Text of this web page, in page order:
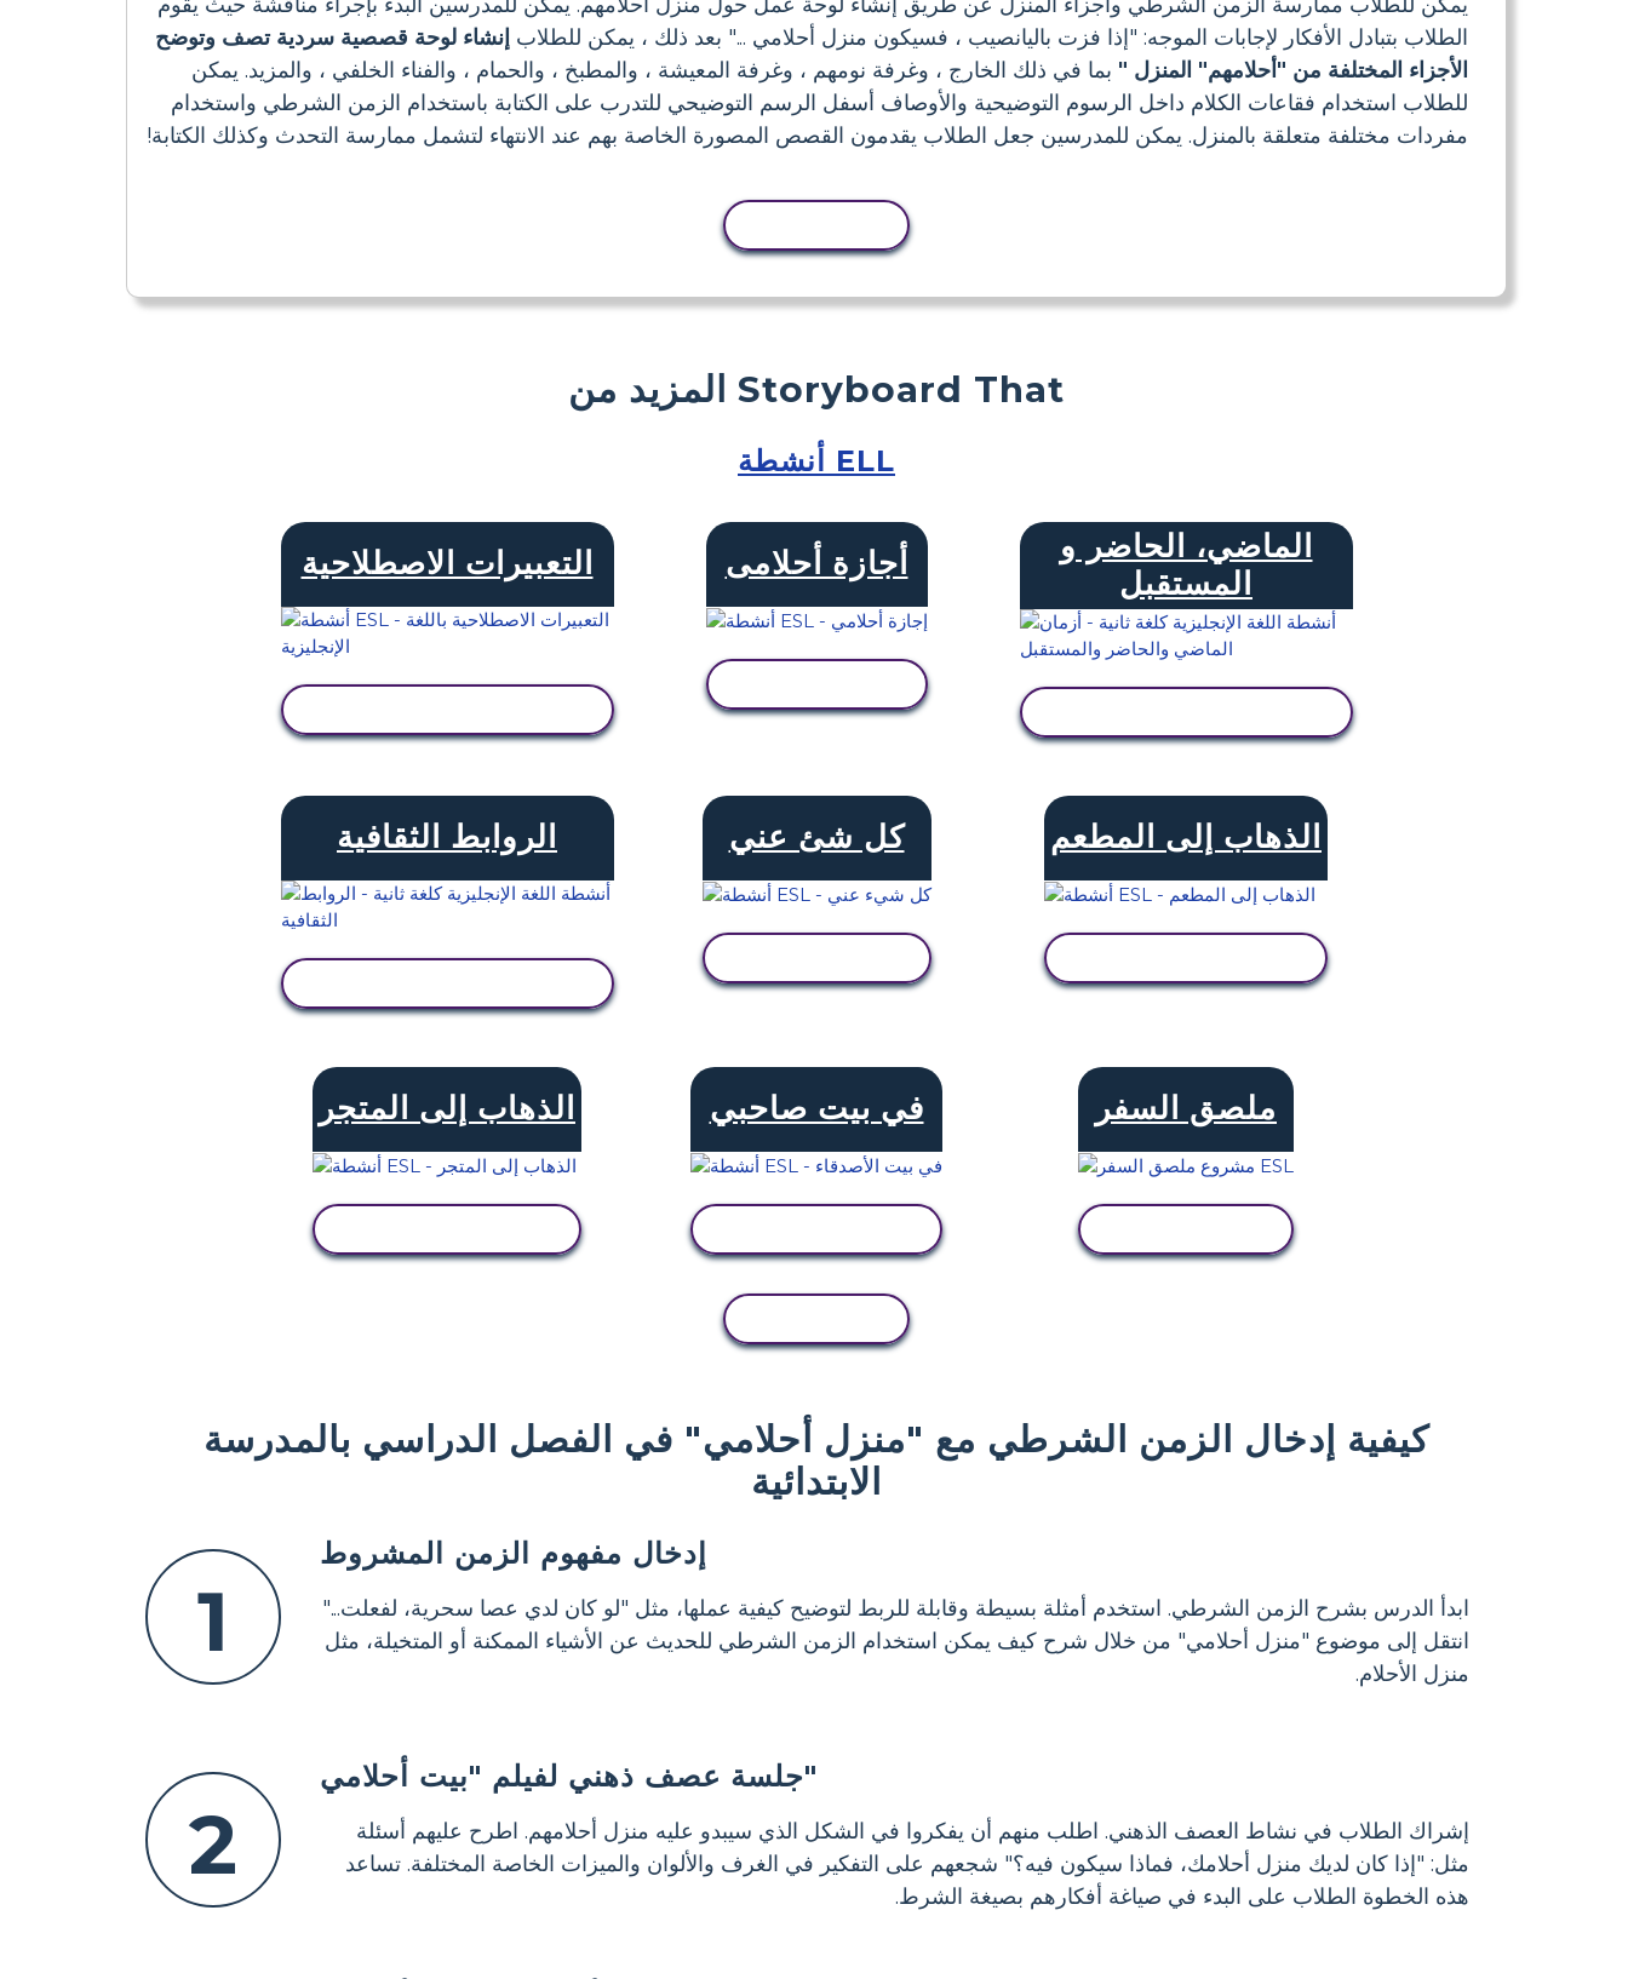
الطلاب بتبادل الأفكار لإجابات الموجه: "إذا فزت باليانصيب ، فسيكون منزل أحلامي ..." بعد ذلك ، يمكن للطلاب إنشاء لوحة قصصية سردية تصف وتوضح
الأجزاء المختلفة من "أحلامهم" المنزل " بما في ذلك الخارج ، وغرفة نومهم ، وغرفة المعيشة ، والمطبخ ، والحمام ، والفناء الخلفي ، والمزيد. يمكن
للطلاب استخدام فقاعات الكلام داخل الرسوم التوضيحية والأوصاف أسفل الرسم التوضيحي للتدرب على الكتابة باستخدام الزمن الشرطي واستخدام
مفردات مختلفة متعلقة بالمنزل. يمكن للمدرسين جعل الطلاب يقدمون القصص المصورة الخاصة بهم عند الانتهاء لتشمل ممارسة التحدث وكذلك الكتابة!
كيفية إدخال الزمن الشرطي مع "منزل أحلامي" في الفصل الدراسي بالمدرسة
الابتدائية
1
إدخال مفهوم الزمن المشروط
ابدأ الدرس بشرح الزمن الشرطي. استخدم أمثلة بسيطة وقابلة للربط لتوضيح كيفية عملها، مثل "لو كان لدي عصا سحرية، لفعلت..."
انتقل إلى موضوع "منزل أحلامي" من خلال شرح كيف يمكن استخدام الزمن الشرطي للحديث عن الأشياء الممكنة أو المتخيلة، مثل
منزل الأحلام.
2
جلسة عصف ذهني لفيلم "بيت أحلامي"
إشراك الطلاب في نشاط العصف الذهني. اطلب منهم أن يفكروا في الشكل الذي سيبدو عليه منزل أحلامهم. اطرح عليهم أسئلة
مثل: "إذا كان لديك منزل أحلامك، فماذا سيكون فيه؟" شجعهم على التفكير في الغرف والألوان والميزات الخاصة المختلفة. تساعد
هذه الخطوة الطلاب على البدء في صياغة أفكارهم بصيغة الشرط.
المزيد من Storyboard That
أنشطة ELL
التعبيرات الاصطلاحية أجازة أحلامى
الماضي، الحاضر و
المستقبل
الروابط الثقافية كل شئ عني الذهاب إلى المطعم
الذهاب إلى المتجر في بيت صاحبي ملصق السفر